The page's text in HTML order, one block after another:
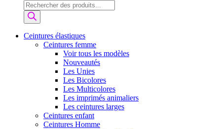
Ceintures élastiques
Ceintures femme
Voir tous les modèles
Nouveautés
Les Unies
Les Bicolores
Les Multicolores
Les imprimés animaliers
Les ceintures larges
Ceintures enfant
Ceintures Homme